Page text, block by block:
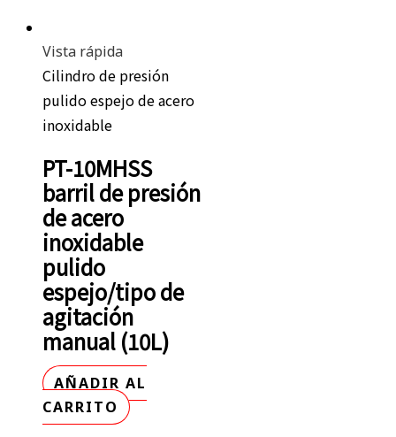
Vista rápida
Cilindro de presión
pulido espejo de acero
inoxidable
PT-10MHSS
barril de presión
de acero
inoxidable
pulido
espejo/tipo de
agitación
manual (10L)
AÑADIR AL
CARRITO